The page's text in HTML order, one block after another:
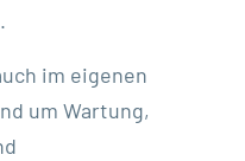
im eigenen
um Wartung,